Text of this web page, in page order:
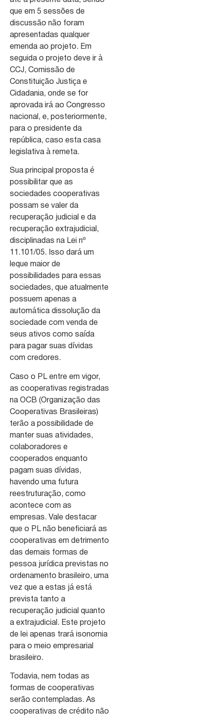
que em 5 sessões de
discussão não foram
apresentadas qualquer
emenda ao projeto. Em
seguida o projeto deve ir à
CCJ, Comissão de
Constituição Justiça e
Cidadania, onde se for
aprovada irá ao Congresso
nacional, e, posteriormente,
para o presidente da
república, caso esta casa
legislativa à remeta.
Sua principal proposta é
possibilitar que as
sociedades cooperativas
possam se valer da
recuperação judicial e da
recuperação extrajudicial,
disciplinadas na Lei nº
11.101/05. Isso dará um
leque maior de
possibilidades para essas
sociedades, que atualmente
possuem apenas a
automática dissolução da
sociedade com venda de
seus ativos como saída
para pagar suas dívidas
com credores.
Caso o PL entre em vigor,
as cooperativas registradas
na OCB (Organização das
Cooperativas Brasileiras)
terão a possibilidade de
manter suas atividades,
colaboradores e
cooperados enquanto
pagam suas dívidas,
havendo uma futura
reestruturação, como
acontece com as
empresas. Vale destacar
que o PL não beneficiará as
cooperativas em detrimento
das demais formas de
pessoa jurídica previstas no
ordenamento brasileiro, uma
vez que a estas já está
prevista tanto a
recuperação judicial quanto
a extrajudicial. Este projeto
de lei apenas trará isonomia
para o meio empresarial
brasileiro.
Todavia, nem todas as
formas de cooperativas
serão contempladas. As
cooperativas de crédito não